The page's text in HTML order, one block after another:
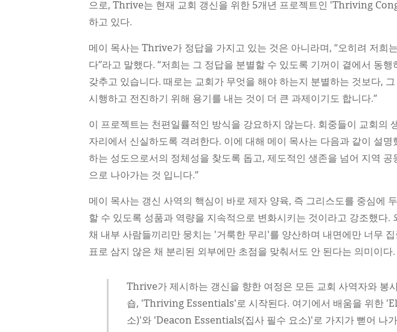
으로, Thrive는 현재 교회 갱신을 위한 5개년 프로젝트인 'Thriving
하고 있다.
메이 목사는 Thrive가 정답을 가지고 있는 것은 아니라며, “오히려 저희
다”라고 말했다. “저희는 그 정답을 분별할 수 있도록 기꺼이 곁에서 동
갖추고 있습니다. 때로는 교회가 무엇을 해야 하는지 분별하는 것보다,
시행하고 전진하기 위해 용기를 내는 것이 더 큰 과제이기도 합니다.”
이 프로젝트는 천편일률적인 방식을 강요하지 않는다. 회중들이 교회의
자리에서 신실하도록 격려한다. 이에 대해 메이 목사는 다음과 같이 설
하는 성도으로서의 정체성을 찾도록 돕고, 제도적인 생존을 넘어 지역
으로 나아가는 것 입니다.”
메이 목사는 갱신 사역의 핵심이 바로 제자 양육, 즉 그리스도를 중심에
할 수 있도록 성품과 역량을 지속적으로 변화시키는 것이라고 강조했다.
채 내부 사람들끼리만 뭉치는 '거룩한 무리'를 양산하며 내면에만 너무
표로 삼지 않은 채 분리된 외부에만 초점을 맞춰서도 안 된다는 의미이다.
Thrive가 제시하는 갱신을 향한 여정은 모든 교회 사역자와 봉
숍, 'Thriving Essentials'로 시작된다. 여기에서 배움을 위한
소)'와 'Deacon Essentials(집사 필수 요소)'로 가지가 뻗어 나